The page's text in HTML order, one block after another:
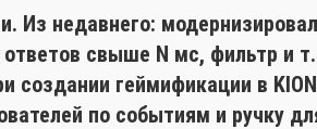
недавнего:
ответов свыше N мс, фильтр и
геймификации в
по событиям и ручку